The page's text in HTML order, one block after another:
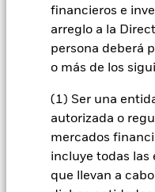
financieros e
arreglo a la
persona deberá
o más de los
(1) Ser una
autorizada o
mercados
incluye todas las
que llevan a
"El Fondo BlackRock
rendimiento absoluto
independientemente de
Fondo busca lograr este
exposiciones de
sintéticas y cortas
condiciones de mercado
al menos el 70 % de su
valores bursátiles y
Asimismo, el Fondo
transferibles de renta fija
de renta fija sin